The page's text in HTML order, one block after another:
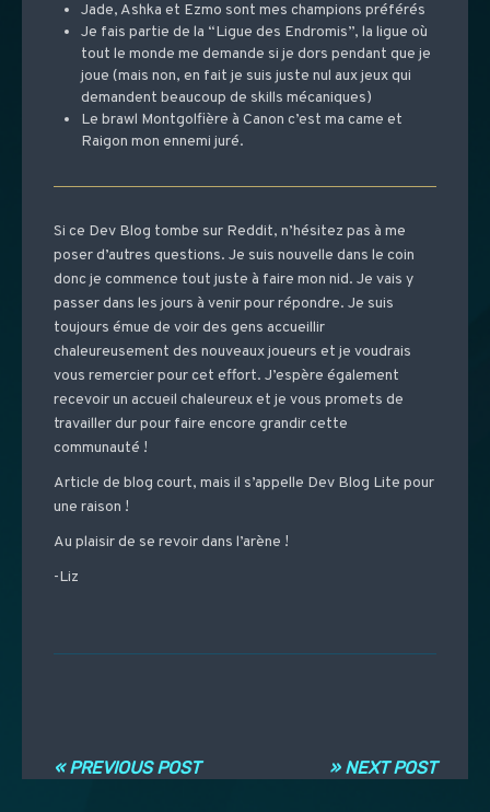
Jade, Ashka et Ezmo sont mes champions préférés
Je fais partie de la “Ligue des Endromis”, la ligue où
tout le monde me demande si je dors pendant que je
joue (mais non, en fait je suis juste nul aux jeux qui
demandent beaucoup de skills mécaniques)
Le brawl Montgolfière à Canon c’est ma came et
Raigon mon ennemi juré.
Si ce Dev Blog tombe sur Reddit, n’hésitez pas à me
poser d’autres questions. Je suis nouvelle dans le coin
donc je commence tout juste à faire mon nid. Je vais y
passer dans les jours à venir pour répondre. Je suis
toujours émue de voir des gens accueillir
chaleureusement des nouveaux joueurs et je voudrais
vous remercier pour cet effort. J’espère également
recevoir un accueil chaleureux et je vous promets de
travailler dur pour faire encore grandir cette
communauté !
Article de blog court, mais il s’appelle Dev Blog Lite pour
une raison !
Au plaisir de se revoir dans l’arène !
-Liz
» NEXT POST
« PREVIOUS POST